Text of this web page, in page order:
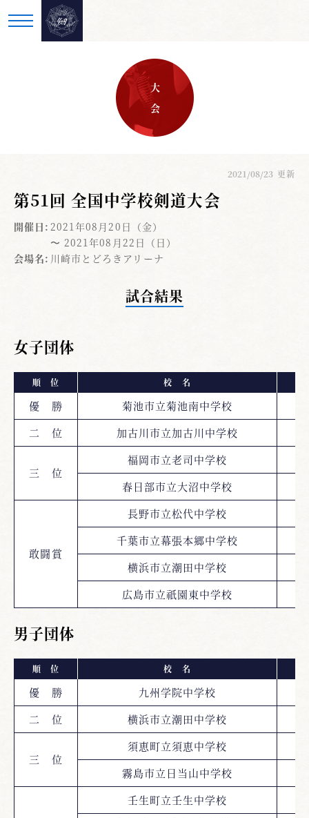
大 会
2021/08/23 更新
第51回 全国中学校剣道大会
開催日: 2021年08月20日（金）
〜 2021年08月22日（日）
会場名: 川崎市とどろきアリーナ
試合結果
女子団体
順 位 校 名
優 勝 菊池市立菊池南中学校
二 位
加古川市立加古川中学校
三 位
福岡市立老司中学校
春日部市立大沼中学校
敢闘賞
長野市立松代中学校
千葉市立幕張本郷中学校
横浜市立潮田中学校
広島市立祇園東中学校
男子団体
順 位 校 名
優 勝 九州学院中学校
二 位
横浜市立潮田中学校
三 位
須恵町立須恵中学校
霧島市立日当山中学校
壬生町立壬生中学校